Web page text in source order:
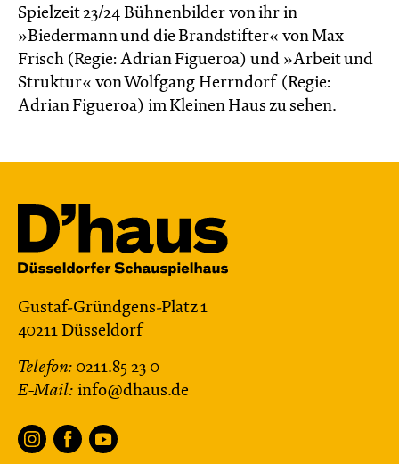
Spielzeit 23/24 Bühnenbilder von ihr in
»Biedermann und die Brandstifter« von Max
Frisch (Regie: Adrian Figueroa) und »Arbeit und
Struktur« von Wolfgang Herrndorf (Regie:
Adrian Figueroa) im Kleinen Haus zu sehen.
Gustaf-Gründgens-Platz 1
40211 Düsseldorf
Telefon: 0211.85 23 0
E-Mail: info@dhaus.de